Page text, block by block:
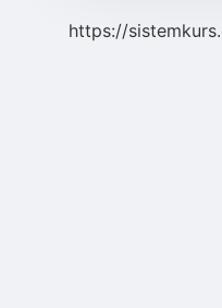
https://